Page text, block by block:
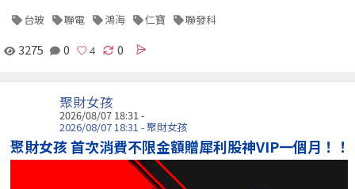
台玻 聯電 鴻海 仁寶 聯發科
3275 0 0
聚財女孩
2026/08/07 18:31 -
2026/08/07 18:31 - 聚財女孩
聚財女孩 首次消費不限金額贈犀利股神VIP一個月！！